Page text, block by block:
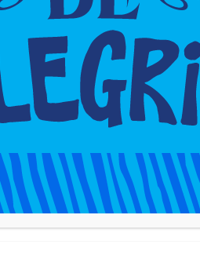
colete de vendedor e armado
tiveram os pertences levados.
a ocorrência. Por sorte ninguém
analisam as Câmeras de